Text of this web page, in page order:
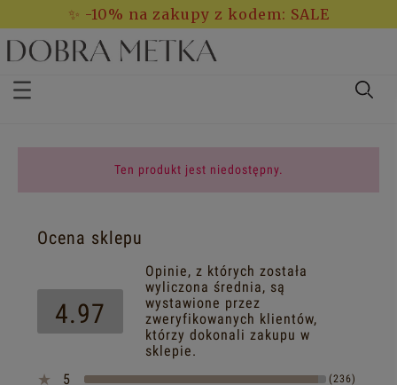
✨ -10% na zakupy z kodem: SALE
Ten produkt jest niedostępny.
Ocena sklepu
4.97
Opinie, z których została
wyliczona średnia, są
wystawione przez
zweryfikowanych klientów,
którzy dokonali zakupu w
sklepie.
5
(236)